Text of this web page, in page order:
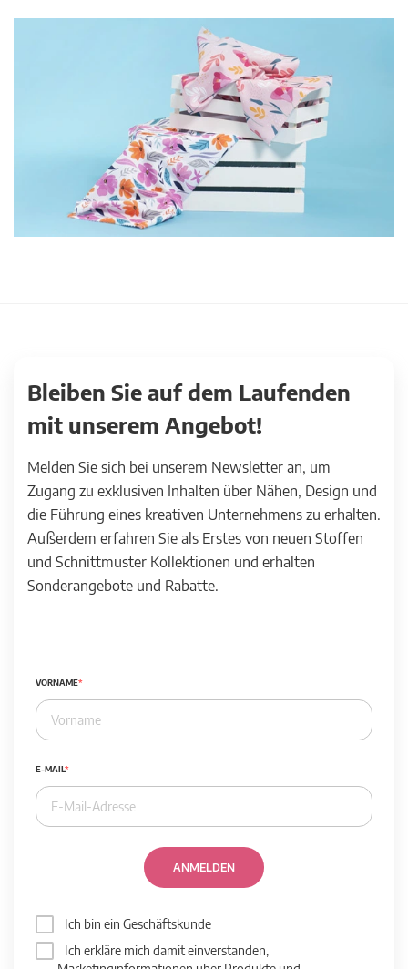
Bleiben Sie auf dem Laufenden
mit unserem Angebot!
Melden Sie sich bei unserem Newsletter an, um
Zugang zu exklusiven Inhalten über Nähen, Design und
die Führung eines kreativen Unternehmens zu erhalten.
Außerdem erfahren Sie als Erstes von neuen Stoffen
und Schnittmuster Kollektionen und erhalten
Sonderangebote und Rabatte.
VORNAME
E-MAIL
ANMELDEN
Ich bin ein Geschäftskunde
Ich erkläre mich damit einverstanden,